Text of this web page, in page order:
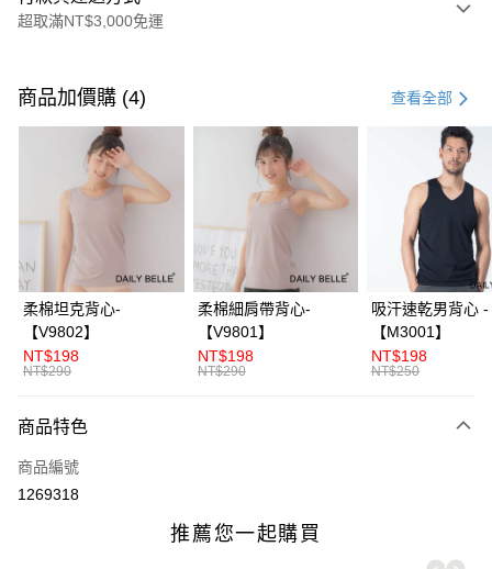
超取滿NT$3,000免運
信用卡一次付款
信用卡分期付款
3 期 0 利率 每期 21家銀行
合作金庫商業銀行
第一商業銀行
華南商業銀行
上海商業儲蓄銀行
台北富邦商業銀行
國泰世華商業銀行
兆豐國際商業銀行
臺灣中小企業銀行
台中商業銀行
匯豐（台灣）商業銀行
華泰商業銀行
聯邦商業銀行
元大商業銀行
台灣樂天信用卡公司
超商取貨付款
LINE Pay
Apple Pay
街口支付
ATM付款
運送方式
全家付款取貨
每筆NT$70，滿NT$3,000(含以上)免運費
商品加價購 (4) 查看全部
柔棉坦克背心-
【V9802】
NT$198
NT$290
柔棉細肩帶背心-
【V9801】
NT$198
NT$290
吸汗速乾男背心 -
【M3001】
NT$198
NT$250
商品特色
商品編號
1269318